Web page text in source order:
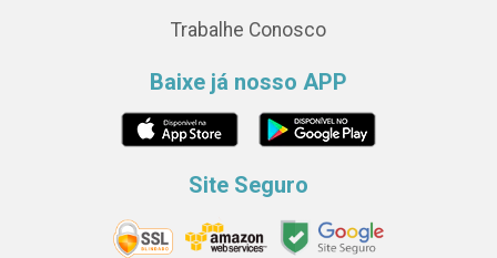
Trabalhe Conosco
Baixe já nosso APP
Site Seguro